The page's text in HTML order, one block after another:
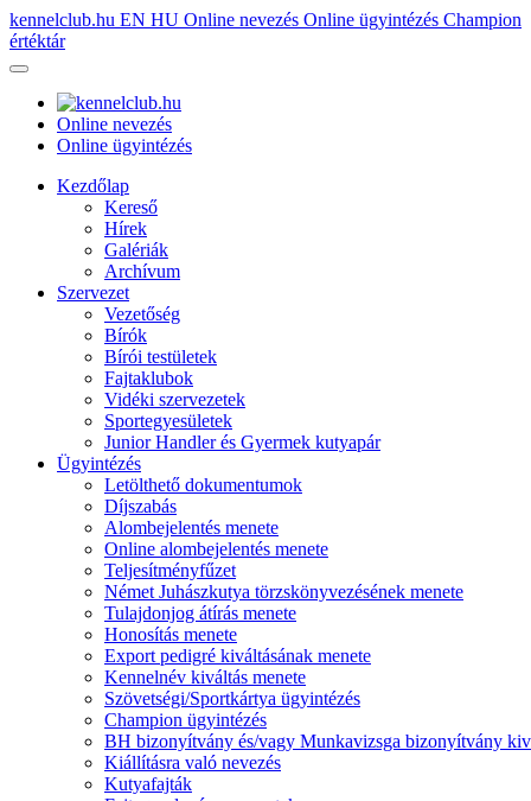
kennelclub.hu EN HU Online nevezés Online ügyintézés Champion
értéktár
Online nevezés
Online ügyintézés
Kezdőlap
Kereső
Hírek
Galériák
Archívum
Szervezet
Vezetőség
Bírók
Bírói testületek
Fajtaklubok
Vidéki szervezetek
Sportegyesületek
Junior Handler és Gyermek kutyapár
Ügyintézés
Letölthető dokumentumok
Díjszabás
Alombejelentés menete
Online alombejelentés menete
Teljesítményfűzet
Német Juhászkutya törzskönyvezésének menete
Tulajdonjog átírás menete
Honosítás menete
Export pedigré kiváltásának menete
Kennelnév kiváltás menete
Szövetségi/Sportkártya ügyintézés
Champion ügyintézés
BH bizonyítvány és/vagy Munkavizsga bizonyítvány
Kiállításra való nevezés
Kutyafajták